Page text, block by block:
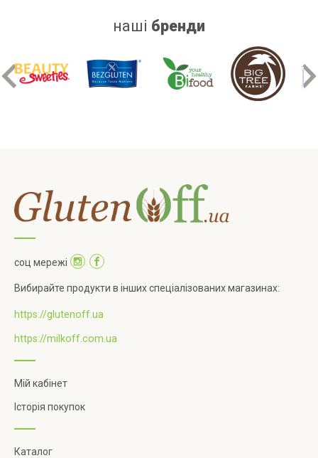
наші бренди
соц мережі
Вибирайте продукти в інших спеціалізованих магазинах:
https://glutenoff.ua
https://milkoff.com.ua
Мій кабінет
Історія покупок
Каталог